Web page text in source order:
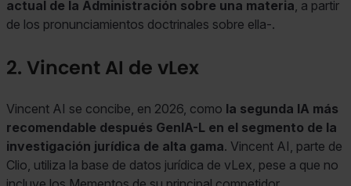
actual de la Administración sobre una materia , a partir
de los pronunciamientos doctrinales sobre ella-.
2. Vincent AI de vLex
Vincent AI se concibe, en 2026, como la segunda IA más
recomendable después GenIA-L en el segmento de la
investigación jurídica de alta gama. Vincent AI, parte de
Clio, utiliza la base de datos jurídica de vLex, pese a que no